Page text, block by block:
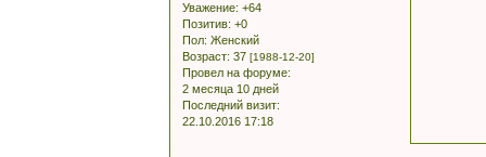
Уважение: +64
Позитив: +0
Пол: Женский
Возраст: 37 [1988-12-20]
Провел на форуме:
2 месяца 10 дней
Последний визит:
22.10.2016 17:18